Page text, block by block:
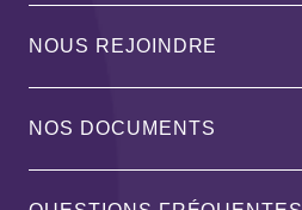
NOUS REJOINDRE
NOS DOCUMENTS